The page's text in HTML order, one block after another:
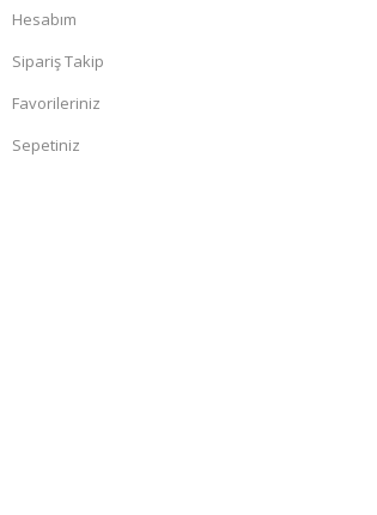
Hesabım
Sipariş Takip
Favorileriniz
Sepetiniz